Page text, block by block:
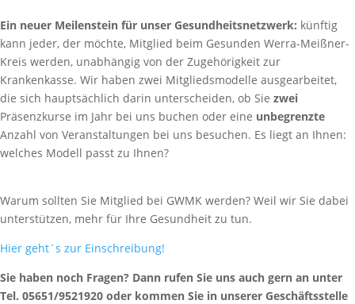
Ein neuer Meilenstein für unser Gesundheitsnetzwerk: künftig
kann jeder, der möchte, Mitglied beim Gesunden Werra-Meißner-
Kreis werden, unabhängig von der Zugehörigkeit zur
Krankenkasse. Wir haben zwei Mitgliedsmodelle ausgearbeitet,
die sich hauptsächlich darin unterscheiden, ob Sie zwei
Präsenzkurse im Jahr bei uns buchen oder eine unbegrenzte
Anzahl von Veranstaltungen bei uns besuchen. Es liegt an Ihnen:
welches Modell passt zu Ihnen?
Warum sollten Sie Mitglied bei GWMK werden? Weil wir Sie dabei
unterstützen, mehr für Ihre Gesundheit zu tun.
Hier geht´s zur Einschreibung!
Sie haben noch Fragen? Dann rufen Sie uns auch gern an unter
Tel. 05651/9521920 oder kommen Sie in unserer Geschäftsstelle